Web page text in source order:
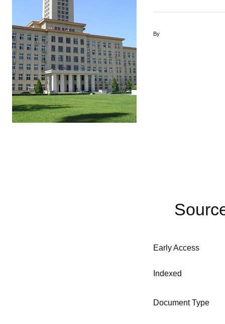
By
Early Access
Indexed
Document Type